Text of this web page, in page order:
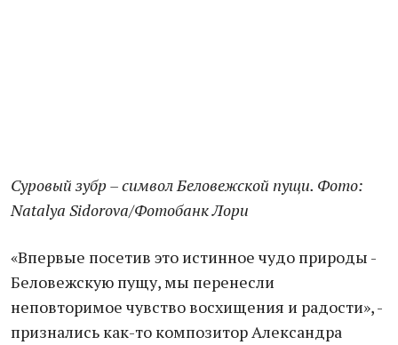
Суровый зубр – символ Беловежской пущи. Фото:
Natalya Sidorova/Фотобанк Лори
«Впервые посетив это истинное чудо природы -
Беловежскую пущу, мы перенесли
неповторимое чувство восхищения и радости», -
признались как-то композитор Александра